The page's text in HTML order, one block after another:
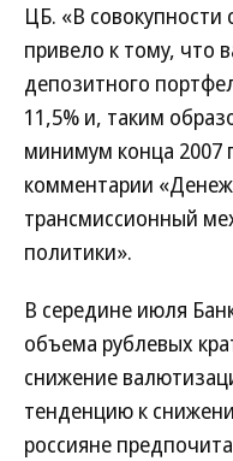
ЦБ. «В совокупности
привело к тому, что
депозитного
11,5% и, таким
минимум конца 2007
комментарии
трансмиссионный
политики».
В середине июля
объема рублевых
снижение
тенденцию к
россияне